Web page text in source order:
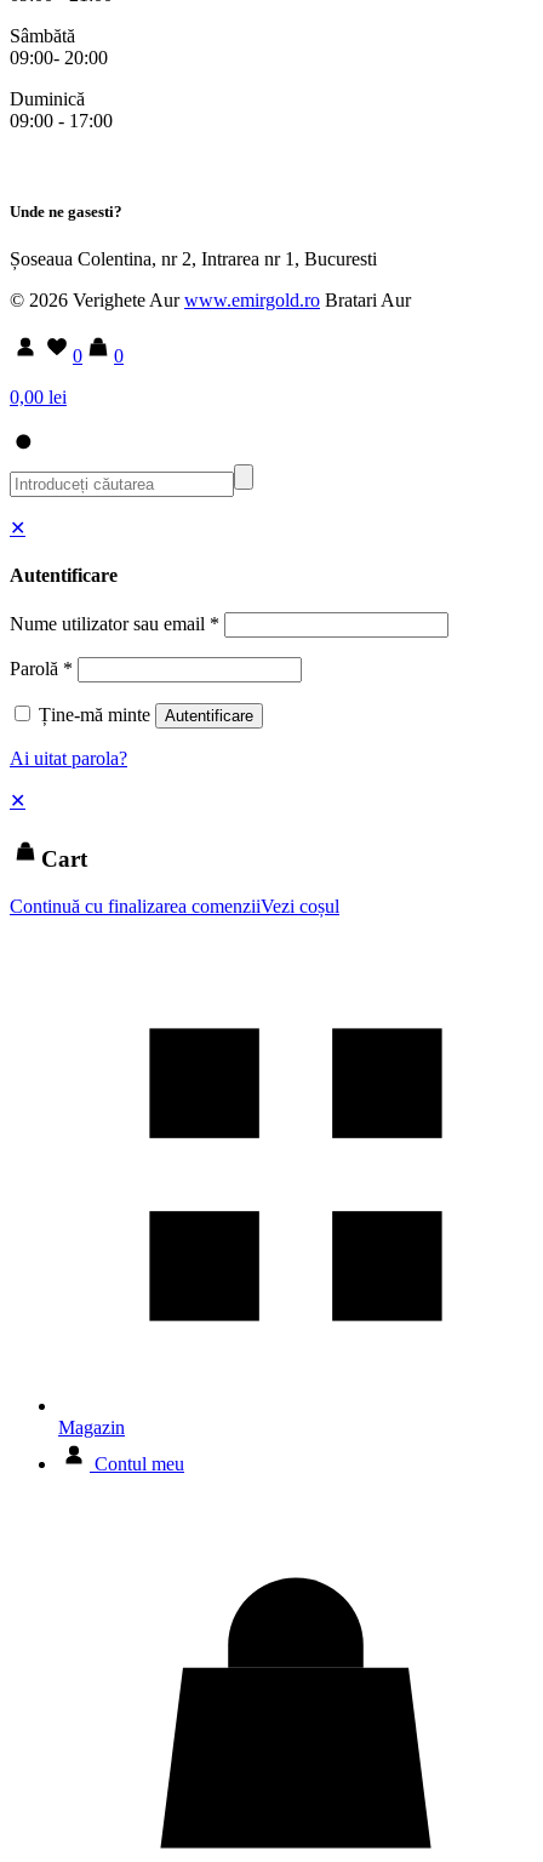
Sâmbătă
09:00- 20:00
Duminică
09:00 - 17:00
Unde ne gasesti?
Șoseaua Colentina, nr 2, Intrarea nr 1, Bucuresti
© 2026 Verighete Aurwww.emirgold.ro Bratari Aur
0
0
0,00 lei
✕
Autentificare
Nume utilizator sau email *
Parolă *
Ține-mă minte Autentificare
Ai uitat parola?
✕
Cart
Continuă cu finalizarea comenziiVezi coșul
Magazin
Contul meu